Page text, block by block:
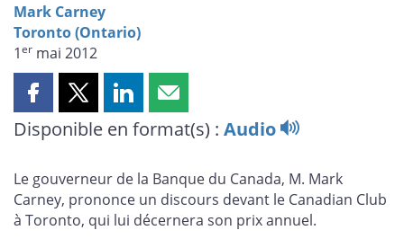
Mark Carney
Toronto (Ontario)
1er mai 2012
Partager
cette
page
Facebook
Partager
cette
page
X
Partager
cette
page
LinkedIn
Partager
cette
page
courriel
Disponible en format(s) : Audio
Le gouverneur de la Banque du Canada, M. Mark
Carney, prononce un discours devant le Canadian Club
à Toronto, qui lui décernera son prix annuel.